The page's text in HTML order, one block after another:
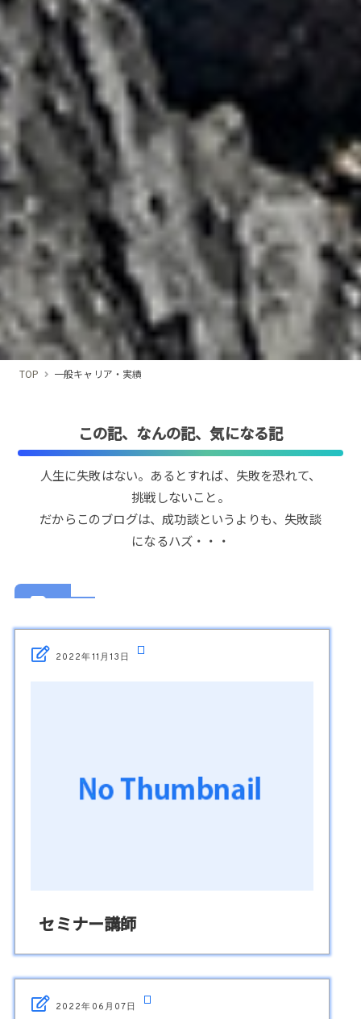
TOP 一般キャリア・実績
この記、なんの記、気になる記
人生に失敗はない。あるとすれば、失敗を恐れて、
挑戦しないこと。
だからこのブログは、成功談というよりも、失敗談
になるハズ・・・
2022年11月13日
セミナー講師
2022年06月07日